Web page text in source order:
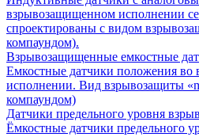
взрывозащищенном исполнении
спроектированы с видом
компаундом).
Взрывозащищенные емкостные
Емкостные датчики положения
исполнении. Вид взрывозащиты
компаундом)
Датчики предельного уровня
Ёмкостные датчики предельного